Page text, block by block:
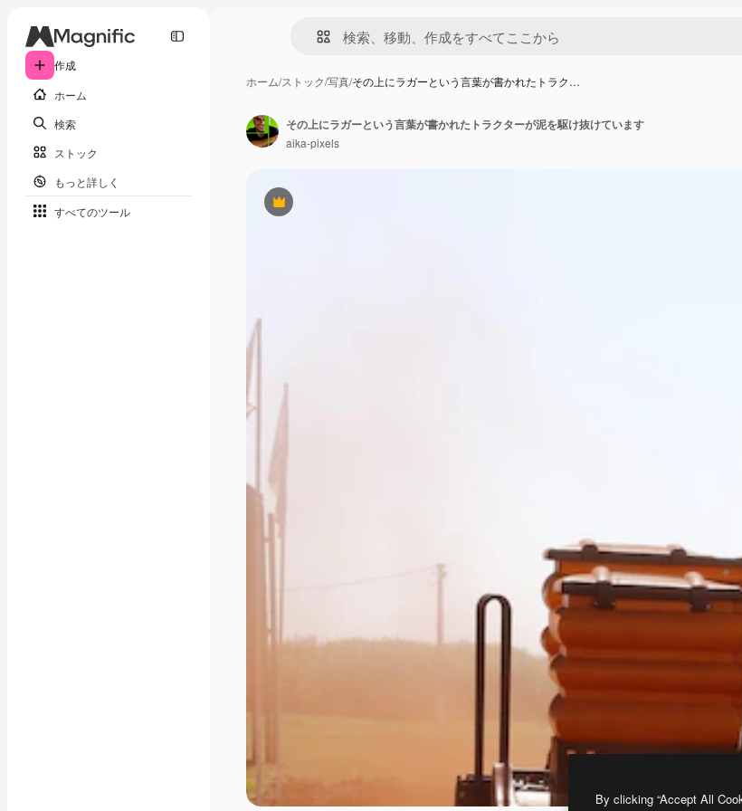
作成
ホーム
検索
ストック
もっと詳しく
すべてのツール
ホーム/ストック/写真/その上にラガーという言葉が書かれたトラク…
Premium
その上にラガーという言葉が書かれたトラクターが泥を駆け抜けています
aika-pixels
By clicking “Accept All